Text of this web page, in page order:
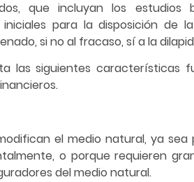
que incluyan los
para la disposición de
si no al fracaso, sí a la
las siguientes características
el medio natural, ya
o porque requieren
del medio natural.